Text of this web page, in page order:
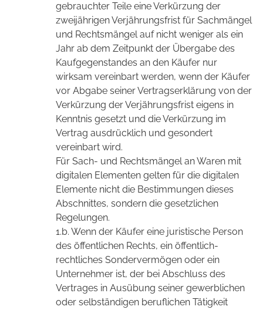
gebrauchter Teile eine Verkürzung der
zweijährigen Verjährungsfrist für Sachmängel
und Rechtsmängel auf nicht weniger als ein
Jahr ab dem Zeitpunkt der Übergabe des
Kaufgegenstandes an den Käufer nur
wirksam vereinbart werden, wenn der Käufer
vor Abgabe seiner Vertragserklärung von der
Verkürzung der Verjährungsfrist eigens in
Kenntnis gesetzt und die Verkürzung im
Vertrag ausdrücklich und gesondert
vereinbart wird.
Für Sach- und Rechtsmängel an Waren mit
digitalen Elementen gelten für die digitalen
Elemente nicht die Bestimmungen dieses
Abschnittes, sondern die gesetzlichen
Regelungen.
1.b. Wenn der Käufer eine juristische Person
des öffentlichen Rechts, ein öffentlich-
rechtliches Sondervermögen oder ein
Unternehmer ist, der bei Abschluss des
Vertrages in Ausübung seiner gewerblichen
oder selbständigen beruflichen Tätigkeit